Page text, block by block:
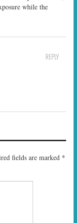
while the
REPLY
fields are marked *